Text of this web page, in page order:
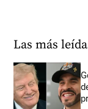
Las más